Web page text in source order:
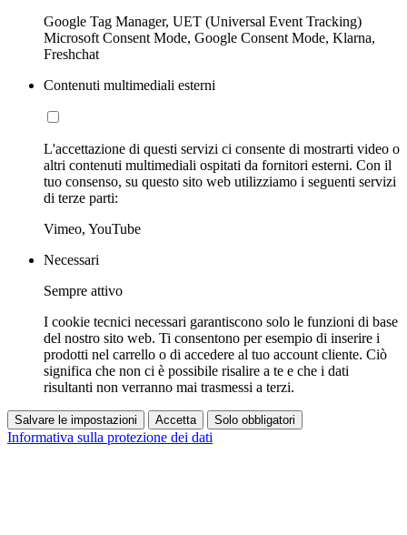
Google Tag Manager, UET (Universal Event Tracking)
Microsoft Consent Mode, Google Consent Mode, Klarna,
Freshchat
Contenuti multimediali esterni
L'accettazione di questi servizi ci consente di mostrarti video o
altri contenuti multimediali ospitati da fornitori esterni. Con il
tuo consenso, su questo sito web utilizziamo i seguenti servizi
di terze parti:
Vimeo, YouTube
Necessari
Sempre attivo
I cookie tecnici necessari garantiscono solo le funzioni di base
del nostro sito web. Ti consentono per esempio di inserire i
prodotti nel carrello o di accedere al tuo account cliente. Ciò
significa che non ci è possibile risalire a te e che i dati
risultanti non verranno mai trasmessi a terzi.
Salvare le impostazioni Accetta Solo obbligatori
Informativa sulla protezione dei dati